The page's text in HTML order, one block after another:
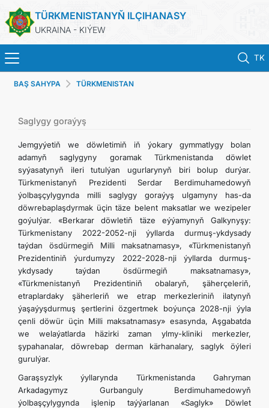
TÜRKMENISTANYŇ ILÇIHANASY
UKRAINA - KIÝEW
TK
BAŞ SAHYPA
TÜRKMENISTAN
KONSULLYK HYZMATLARY
DIM
ARAGATNAŞYK
BAŞ SAHYPA TÜRKMENISTAN
Saglygy goraýyş
Jemgyýetiň we döwletimiň iň ýokary gymmatlygy bolan
adamyň saglygyny goramak Türkmenistanda döwlet
syýasatynyň ileri tutulýan ugurlarynyň biri bolup durýar.
Türkmenistanyň Prezidenti Serdar Berdimuhamedowyň
ýolbaşçylygynda milli saglygy goraýyş ulgamyny has-da
döwrebaplaşdyrmak üçin täze belent maksatlar we wezipeler
goýulýar. «Berkarar döwletiň täze eýýamynyň Galkynyşy:
Türkmenistany 2022-2052-nji ýyllarda durmuş-ykdysady
taýdan ösdürmegiň Milli maksatnamasy», «Türkmenistanyň
Prezidentiniň ýurdumyzy 2022-2028-nji ýyllarda durmuş-
ykdysady taýdan ösdürmegiň maksatnamasy»,
«Türkmenistanyň Prezidentiniň obalaryň, şäherçeleriň,
etraplardaky şäherleriň we etrap merkezleriniň ilatynyň
ýaşaýyşdurmuş şertlerini özgertmek boýunça 2028-nji ýyla
çenli döwür üçin Milli maksatnamasy» esasynda, Aşgabatda
we welaýatlarda häzirki zaman ylmy-kliniki merkezler,
şypahanalar, döwrebap derman kärhanalary, saglyk öýleri
gurulýar.
Garaşsyzlyk ýyllarynda Türkmenistanda Gahryman
Arkadagymyz Gurbanguly Berdimuhamedowyň
ýolbaşçylygynda işlenip taýýarlanan «Saglyk» Döwlet